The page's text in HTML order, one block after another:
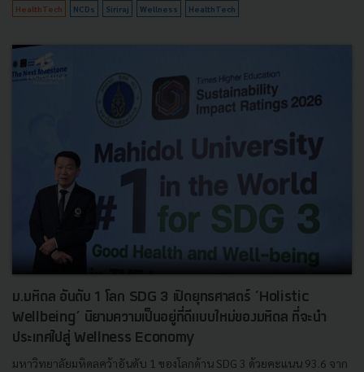
HealthTech NCDs Siriraj Wellness HealthTech
ม.มหิดล อันดับ 1 โลก SDG 3 เปิดยุทธศาสตร์ ‘Holistic
Wellbeing’ นิยามความเป็นอยู่ที่ดีแบบใหม่ของมหิดล ที่จะนำ
ประเทศไปสู่ Wellness Economy
มหาวิทยาลัยมหิดลคว้าอันดับ 1 ของโลกด้าน SDG 3 ด้วยคะแนน 93.6 จาก